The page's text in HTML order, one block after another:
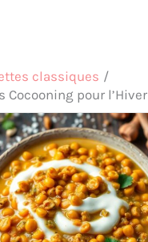
classiques
Cocooning pour l’Hiver